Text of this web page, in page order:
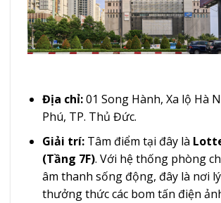
Địa chỉ:01 Song Hành, Xa lộ Hà
Phú, TP. Thủ Đức.
Giải trí:Tâm điểm tại đây là
(Tầng 7F). Với hệ thống phòng
âm thanh sống động, đây là nơi
thưởng thức các bom tấn điện